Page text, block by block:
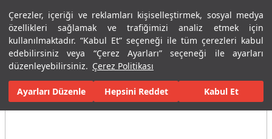
Çerezler, içeriği ve reklamları kişiselleştirmek, sosyal medya
özellikleri sağlamak ve trafiğimizi analiz etmek için
kullanılmaktadır. “Kabul Et” seçeneği ile tüm çerezleri kabul
edebilirsiniz veya “Çerez Ayarları” seçeneği ile ayarları
düzenleyebilirsiniz. Çerez Politikası
Ayarları Düzenle Hepsini Reddet Kabul Et
Menü Menü
Ana Sayfa Karolar Konut İçi Alanlar Banyo Seramikleri
Tüm Görseller(5)